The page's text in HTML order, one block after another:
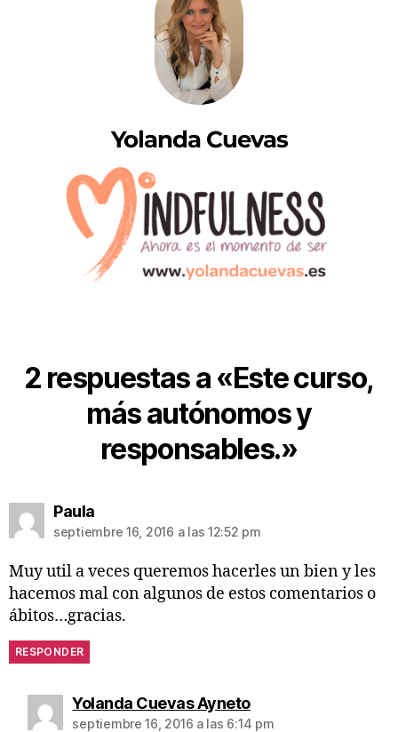
Yolanda Cuevas
2 respuestas a «Este curso,
más autónomos y
responsables.»
Paula
septiembre 16, 2016 a las 12:52 pm
Muy util a veces queremos hacerles un bien y les
hacemos mal con algunos de estos comentarios o
ábitos…gracias.
RESPONDER
Yolanda Cuevas Ayneto
septiembre 16, 2016 a las 6:14 pm